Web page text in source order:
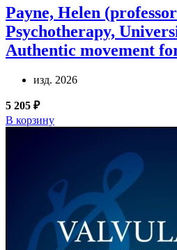
Payne, Helen
Psychotherapy,
Authentic movement
изд. 2026
5 205 ₽
В корзину